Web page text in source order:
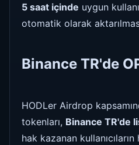
5 saat içinde uygun
otomatik olarak
Binance TR'de
HODLer Airdrop
tokenları, Binance TR'de
hak kazanan